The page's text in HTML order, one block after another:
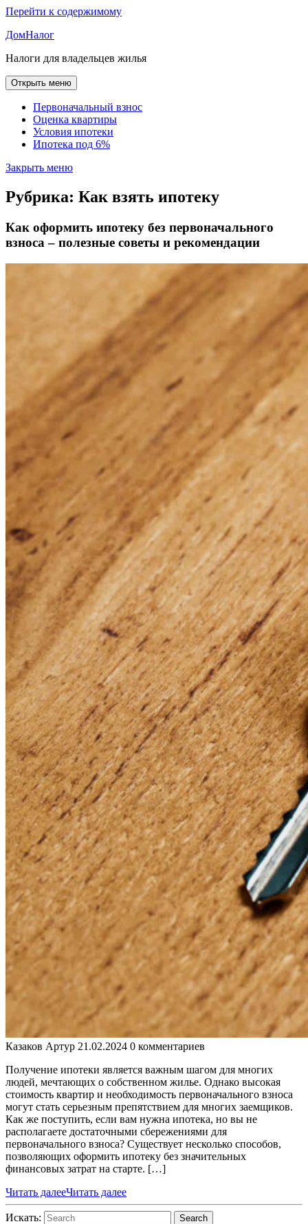
Перейти к содержимому
ДомНалог
Налоги для владельцев жилья
Открыть меню
Первоначальный взнос
Оценка квартиры
Условия ипотеки
Ипотека под 6%
Закрыть меню
Рубрика: Как взять ипотеку
Как оформить ипотеку без первоначального
взноса – полезные советы и рекомендации
Казаков Артур 21.02.2024 0 комментариев
Получение ипотеки является важным шагом для многих
людей, мечтающих о собственном жилье. Однако высокая
стоимость квартир и необходимость первоначального взноса
могут стать серьезным препятствием для многих заемщиков.
Как же поступить, если вам нужна ипотека, но вы не
располагаете достаточными сбережениями для
первоначального взноса? Существует несколько способов,
позволяющих оформить ипотеку без значительных
финансовых затрат на старте. […]
Читать далееЧитать далее
Искать: Search